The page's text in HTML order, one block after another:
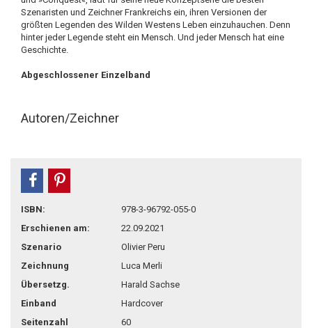
Szenaristen und Zeichner Frankreichs ein, ihren Versionen der
größten Legenden des Wilden Westens Leben einzuhauchen. Denn
hinter jeder Legende steht ein Mensch. Und jeder Mensch hat eine
Geschichte.
Abgeschlossener Einzelband
Autoren/Zeichner
teilen
ISBN:
978-3-96792-055-0
Erschienen am:
22.09.2021
Szenario
Olivier Peru
Zeichnung
Luca Merli
Übersetzg.
Harald Sachse
Einband
Hardcover
Seitenzahl
60